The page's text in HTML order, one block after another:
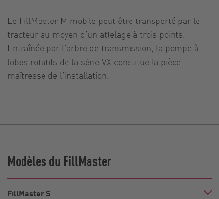
Le FillMaster M mobile peut être transporté par le
tracteur au moyen d’un attelage à trois points.
Entraînée par l’arbre de transmission, la pompe à
lobes rotatifs de la série VX constitue la pièce
maîtresse de l’installation.
Modèles du FillMaster
FillMaster S